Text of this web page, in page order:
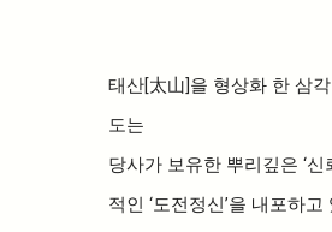
태산[太山]을 형상화 한 삼
도는
당사가 보유한 뿌리깊은 ‘신
적인 ‘도전정신’을 내포하고